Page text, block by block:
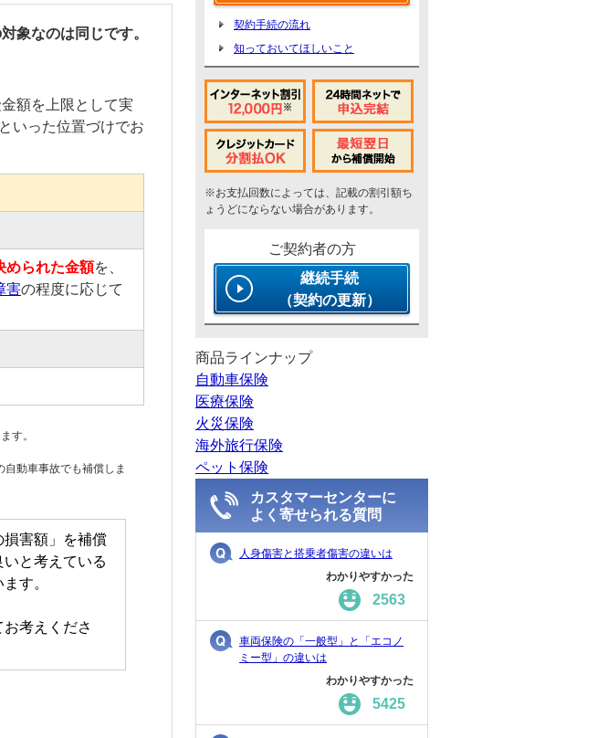
象なのは同じです。
額を上限として実
といった位置づけでお
められた金額を、
害の程度に応じて
す。
動車事故でも補償しま
損害額」を補償
と考えている
す。
考えくださ
契約手続の流れ
知っておいてほしいこと
※お支払回数によっては、記載の割引額ち
ょうどにならない場合があります。
ご契約者の方
継続手続
（契約の更新）
商品ラインナップ
自動車保険
医療保険
火災保険
海外旅行保険
ペット保険
カスタマーセンターに
よく寄せられる質問
人身傷害と搭乗者傷害の違いは
わかりやすかった
2563
車両保険の「一般型」と「エコノ
ミー型」の違いは
わかりやすかった
5425